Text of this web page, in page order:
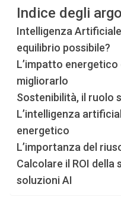
Indice degli
Intelligenza
equilibrio possibile?
L’impatto
migliorarlo
Sostenibilità, il ruolo
L’intelligenza
energetico
L’importanza del
Calcolare il ROI della
soluzioni AI